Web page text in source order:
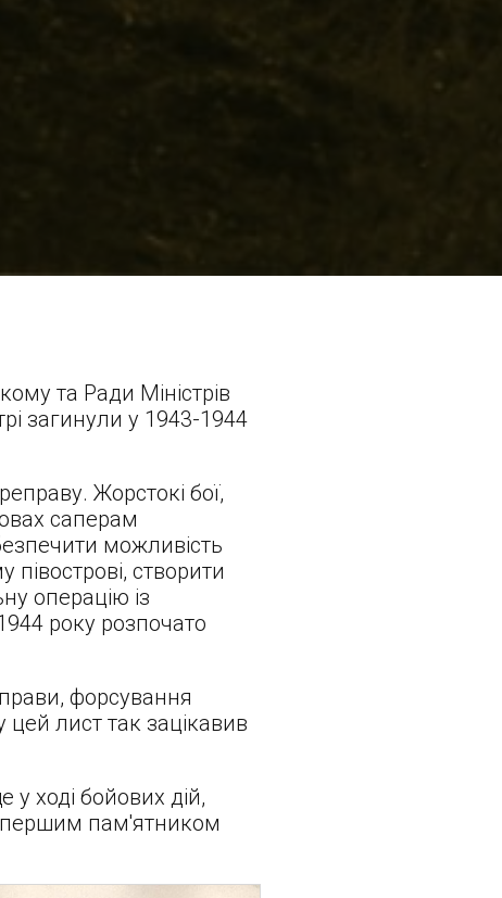
та Ради Міністрів
загинули у 1943-1944
Жорстокі бої,
саперам
можливість
створити
операцію із
року розпочато
форсування
лист так зацікавив
ході бойових дій,
першим пам'ятником